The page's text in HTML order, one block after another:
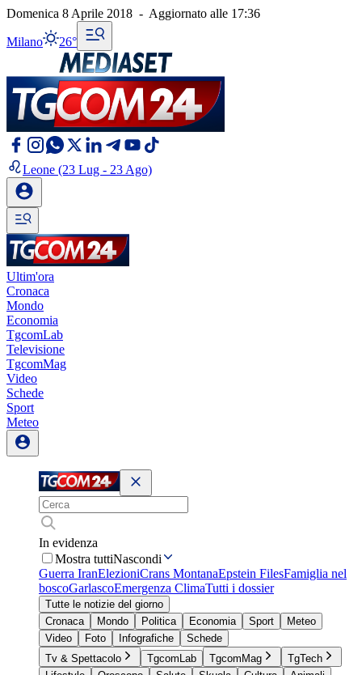
Domenica 8 Aprile 2018 - Aggiornato alle 17:36
Milano 26°
Leone (23 Lug - 23 Ago)
Ultim'ora
Cronaca
Mondo
Economia
TgcomLab
Televisione
TgcomMag
Video
Schede
Sport
Meteo
In evidenza
Mostra tuttiNascondi
Guerra IranElezioniCrans MontanaEpstein FilesFamiglia nel
boscoGarlascoEmergenza ClimaTutti i dossier
Tutte le notizie del giorno
Cronaca
Mondo Politica Economia Sport
Meteo
Video
Foto Infografiche
Schede
Tv & Spettacolo
TgcomLab TgcomMag
TgTech